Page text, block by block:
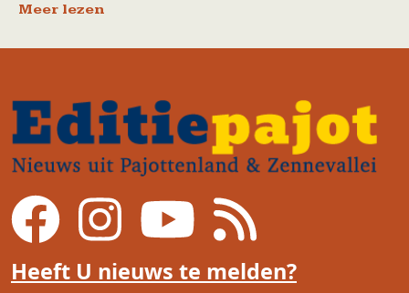
Meer lezen
Heeft U nieuws te melden?